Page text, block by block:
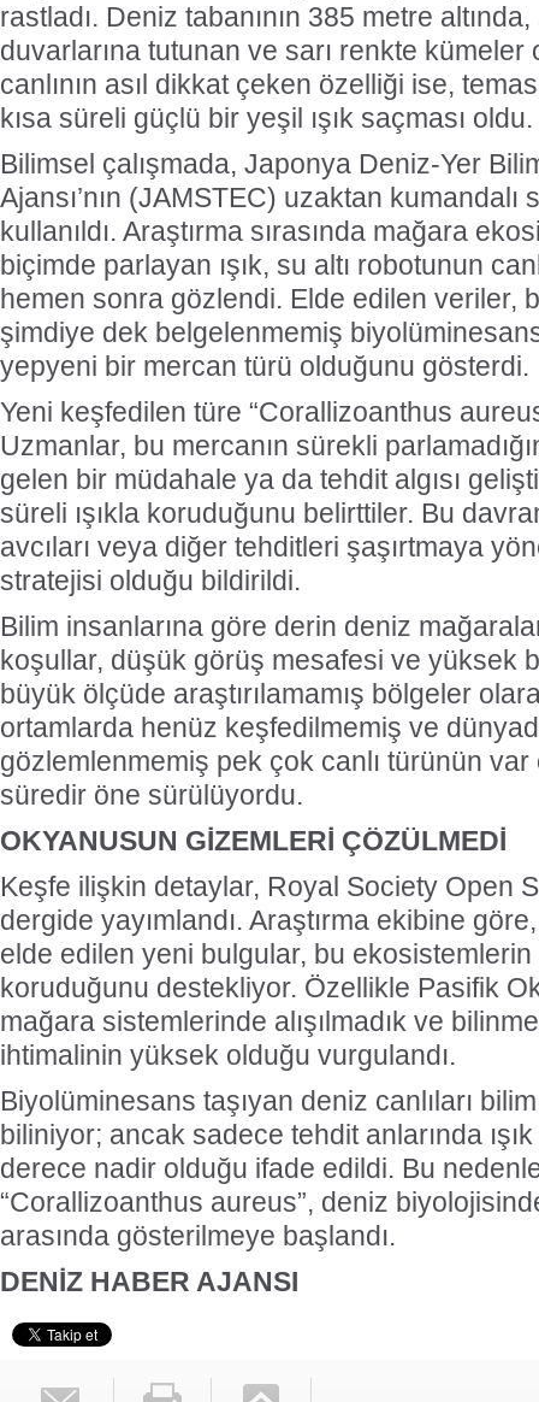
rastladı. Deniz tabanının 385 metre altında,
duvarlarına tutunan ve sarı renkte
canlının asıl dikkat çeken özelliği ise,
kısa süreli güçlü bir yeşil ışık saçması oldu.
Bilimsel çalışmada, Japonya Deniz-Yer
Ajansı’nın (JAMSTEC) uzaktan kumandalı
kullanıldı. Araştırma sırasında mağara
biçimde parlayan ışık, su altı robotunun
hemen sonra gözlendi. Elde edilen veriler,
şimdiye dek belgelenmemiş
yepyeni bir mercan türü olduğunu gösterdi.
Yeni keşfedilen türe “Corallizoanthus
Uzmanlar, bu mercanın sürekli
gelen bir müdahale ya da tehdit algısı
süreli ışıkla koruduğunu belirttiler. Bu
avcıları veya diğer tehditleri şaşırtmaya
stratejisi olduğu bildirildi.
Bilim insanlarına göre derin deniz
koşullar, düşük görüş mesafesi ve yüksek
büyük ölçüde araştırılamamış bölgeler
ortamlarda henüz keşfedilmemiş ve
gözlemlenmemiş pek çok canlı türünün
süredir öne sürülüyordu.
OKYANUSUN GİZEMLERİ ÇÖZÜLMEDİ
Keşfe ilişkin detaylar, Royal Society Open
dergide yayımlandı. Araştırma ekibine
elde edilen yeni bulgular, bu ekosistemlerin
koruduğunu destekliyor. Özellikle Pasifik
mağara sistemlerinde alışılmadık ve
ihtimalinin yüksek olduğu vurgulandı.
Biyolüminesans taşıyan deniz canlıları
biliniyor; ancak sadece tehdit anlarında
derece nadir olduğu ifade edildi. Bu
“Corallizoanthus aureus”, deniz
arasında gösterilmeye başlandı.
DENİZ HABER AJANSI